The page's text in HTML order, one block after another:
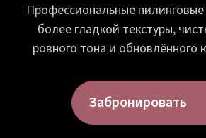
Профессиональные
более гладкой текстуры,
ровного тона и обновлённого
Забронировать